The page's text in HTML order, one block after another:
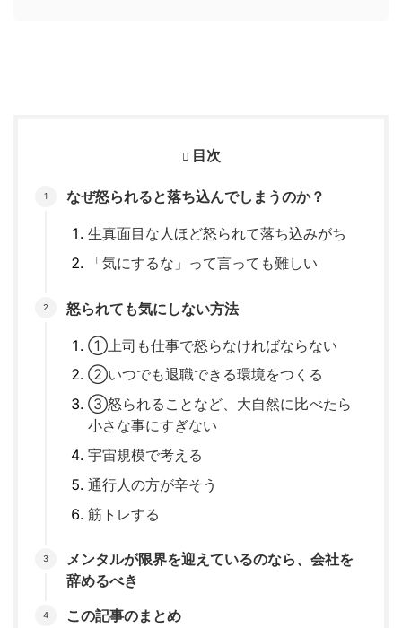
目次
なぜ怒られると落ち込んでしまうのか？
生真面目な人ほど怒られて落ち込みがち
「気にするな」って言っても難しい
怒られても気にしない方法
①上司も仕事で怒らなければならない
②いつでも退職できる環境をつくる
③怒られることなど、大自然に比べたら
小さな事にすぎない
宇宙規模で考える
通行人の方が辛そう
筋トレする
メンタルが限界を迎えているのなら、会社を
辞めるべき
この記事のまとめ